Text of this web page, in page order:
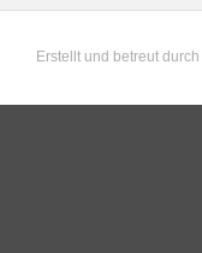
Erstellt und betreut durch